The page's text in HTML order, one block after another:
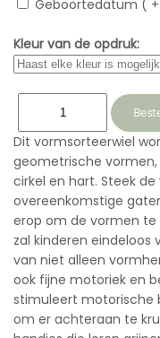
Geboortedatum (
Kleur van de opdruk:
Dit vormsorteerwiel
geometrische
cirkel en hart. Steek
overeenkomstige
erop om de vormen te
zal kinderen eindeloos
van niet alleen
ook fijne motoriek en
stimuleert motorische
om er achteraan te